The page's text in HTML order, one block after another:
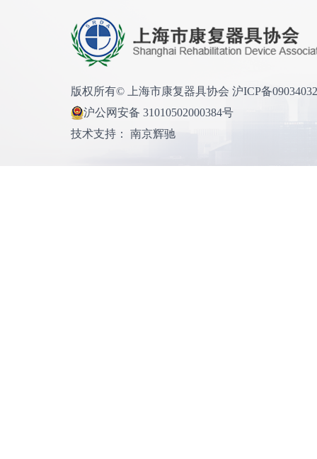
版权所有© 上海市康复器具协会 沪ICP备
沪公网安备 31010502000384号
技术支持： 南京辉驰